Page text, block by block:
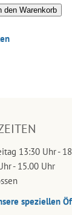
den Warenkorb
13:30 Uhr -
- 15.00 Uhr
speziellen